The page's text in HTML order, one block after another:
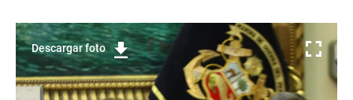
Descargar foto